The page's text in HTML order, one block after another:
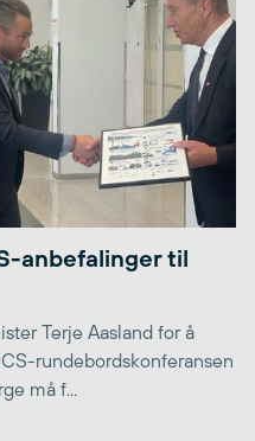
anbefalinger til
Terje Aasland for å
rundebordskonferansen
må f...